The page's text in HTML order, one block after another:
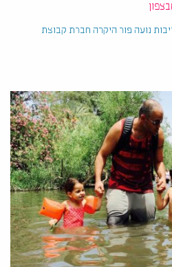
נועה פור היקרה חברת קבוצת